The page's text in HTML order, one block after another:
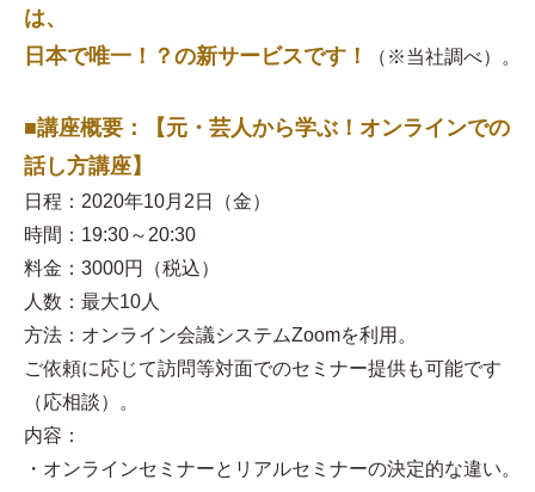
は、
日本で唯一！？の新サービスです！
（※当社調べ）。
■講座概要：【元・芸人から学ぶ！オンラインでの
話し方講座】
日程：2020年10月2日（金）
時間：19:30～20:30
料金：3000円（税込）
人数：最大10人
方法：オンライン会議システムZoomを利用。
ご依頼に応じて訪問等対面でのセミナー提供も可能です
（応相談）。
内容：
・オンラインセミナーとリアルセミナーの決定的な違い。